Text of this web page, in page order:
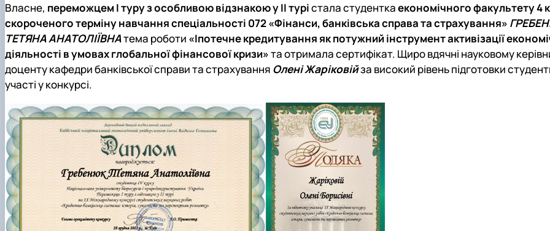
Власне, переможцем І туру з особливою відзнакою у ІІ турістала студенткаекономічного факультету 4
скороченого терміну навчання спеціальності 072 «Фінанси, банківська справа та страхування»
ТЕТЯНА АНАТОЛІЇВНАтема роботи «Іпотечне кредитування як потужний інструмент активізації
діяльності в умовах глобальної фінансової кризи»та отримала сертифікат. Щиро вдячні науковому
доценту кафедри банківської справи та страхування Олені Жаріковійза високий рівень підготовки
участі у конкурсі.